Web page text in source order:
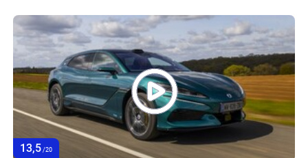
13,5 /20